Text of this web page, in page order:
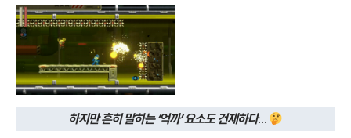
하지만흔히 말하는 ‘억까’ 요소도 건재하다…